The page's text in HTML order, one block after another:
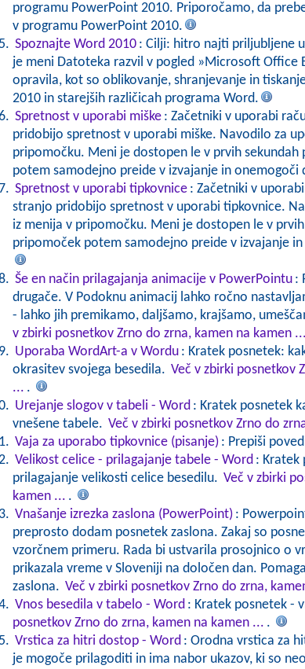
programu PowerPoint 2010. Priporočamo, da
v programu PowerPoint 2010.
Spoznajte Word 2010 : Cilji: hitro najti priljubljene
je meni Datoteka razvil v pogled »Microsoft Office
opravila, kot so oblikovanje, shranjevanje in
2010 in starejših različicah programa Word.
Spretnost v uporabi miške : Začetniki v uporabi
pridobijo spretnost v uporabi miške. Navodilo za
pripomočku. Meni je dostopen le v prvih sekundah
potem samodejno preide v izvajanje in onemogoči
Spretnost v uporabi tipkovnice : Začetniki v
stranjo pridobijo spretnost v uporabi tipkovnice.
iz menija v pripomočku. Meni je dostopen le v
pripomoček potem samodejno preide v izvajanje
Še en način prilagajanja animacije v PowerPointu :
drugače. V Podoknu animacij lahko ročno
- lahko jih premikamo, daljšamo, krajšamo,
v zbirki posnetkov Zrno do zrna, kamen na kamen ...
Uporaba WordArt-a v Wordu : Kratek posnetek:
okrasitev svojega besedila. Več v zbirki posnetkov
... .
Urejanje slogov v tabeli - Word : Kratek posnetek
vnešene tabele. Več v zbirki posnetkov Zrno do
Vaja za uporabo tipkovnice (pisanje) : Prepiši
Velikost celice - prilagajanje tabele - Word : Kratek
prilagajanje velikosti celice besedilu. Več v zbirki
kamen ... .
Vnašanje izrezka zaslona (PowerPoint) :
preprosto dodam posnetek zaslona. Zakaj so
vzorčnem primeru. Rada bi ustvarila prosojnico o
prikazala vreme v Sloveniji na določen dan.
zaslona. Več v zbirki posnetkov Zrno do zrna,
Vnos besedila v tabelo - Word : Kratek posnetek -
posnetkov Zrno do zrna, kamen na kamen ... .
Vrstica za hitri dostop - Word : Orodna vrstica za
je mogoče prilagoditi in ima nabor ukazov, ki so